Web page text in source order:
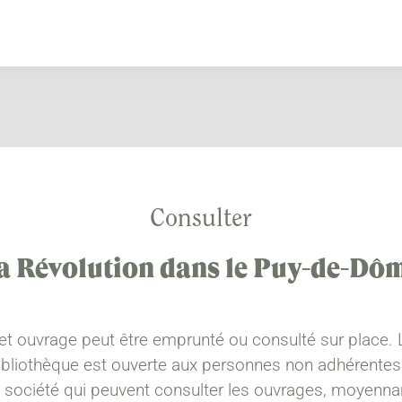
Consulter
Révolution dans le Puy-de-
ouvrage peut être emprunté ou consulté sur place.
est ouverte aux personnes non
société qui peuvent consulter les ouvrages,